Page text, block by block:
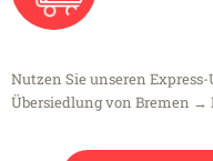
Nutzen Sie unseren
Übersiedlung von Bremen →